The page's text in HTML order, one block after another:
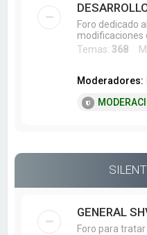
Foro dedicado
modificaciones
Temas: 368
Moderadores:
GENERAL
Foro para